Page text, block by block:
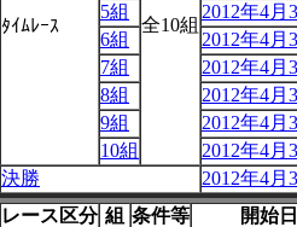
ﾀｲﾑﾚｰｽ 全10組
5組
2012年4月
6組
2012年4月
7組
2012年4月
8組
2012年4月
9組
2012年4月
10組
2012年4月
決勝
2012年4月
レース区分 組 条件等
開始